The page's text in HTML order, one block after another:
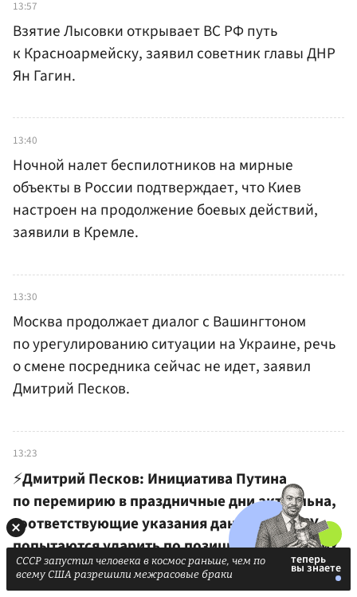
13:57
Взятие Лысовки открывает ВС РФ путь
к Красноармейску, заявил советник главы ДНР
Ян Гагин.
13:40
Ночной налет беспилотников на мирные
объекты в России подтверждает, что Киев
настроен на продолжение боевых действий,
заявили в Кремле.
13:30
Москва продолжает диалог с Вашингтоном
по урегулированию ситуации на Украине, речь
о смене посредника сейчас не идет, заявил
Дмитрий Песков.
13:23
⚡️Дмитрий Песков: Инициатива Путина
по перемирию в праздничные дни актуальна,
соответствующие указания даны. Если ВСУ
попытаются ударить по позициям российских
военных, сразу будет дан адекватный ответ.
СССР запустил человека в космос раньше, чем по
всему США разрешили межрасовые браки